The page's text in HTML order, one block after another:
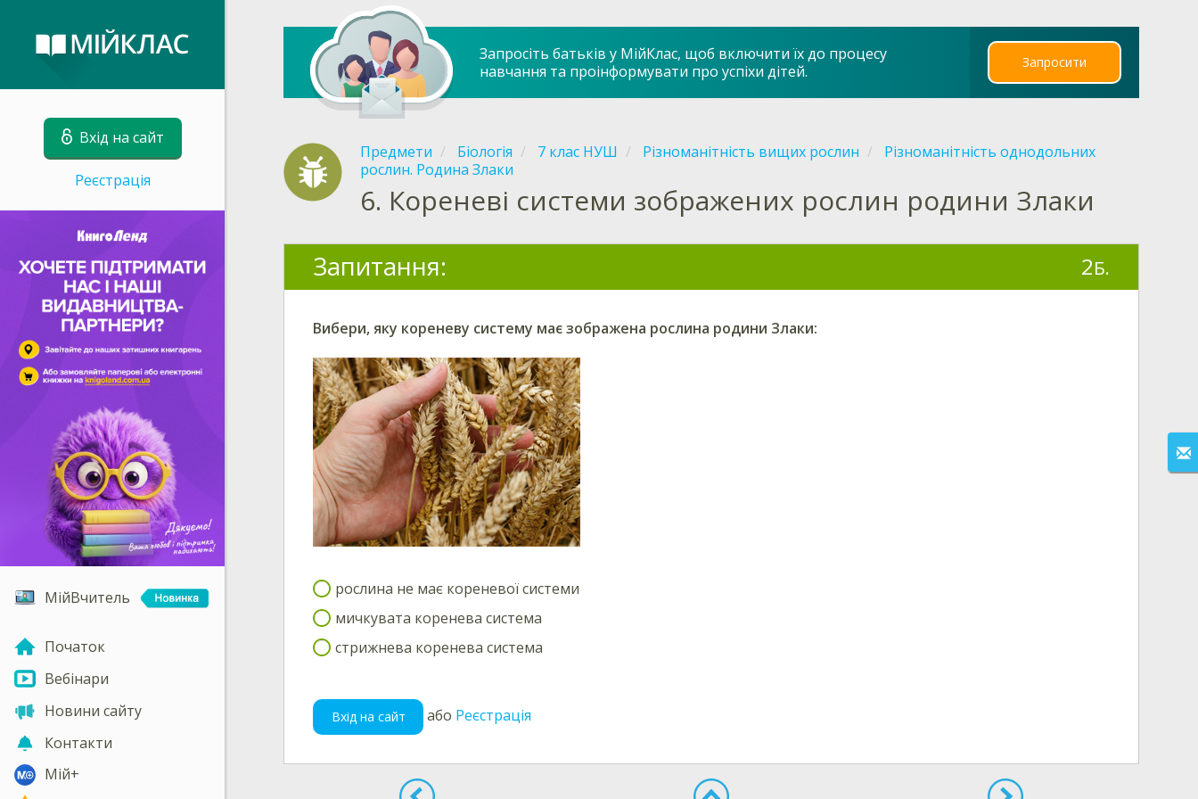
Вхід на сайт
Реєстрація
МійВчитель
Початок
Вебінари
Новини сайту
Контакти
Мій+
Запросіть батьків у МійКлас, щоб включити їх до процесу
навчання та проінформувати про успіхи дітей.
Запросити
Предмети Біологія 7 клас НУШ Різноманітність вищих рослин
Різноманітність однодольних
рослин. Родина Злаки
6. Кореневі системи зображених рослин родини Злаки
Запитання: 2Б.
Вибери, яку кореневу систему має зображена рослина родини Злаки:
рослина не має кореневої системи
мичкувата коренева система
стрижнева коренева система
Вхід на сайт або Реєстрація